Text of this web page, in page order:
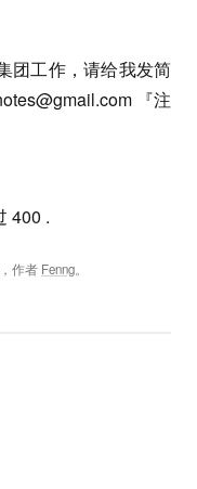
团工作，请给我发简
『注
400 .
，作者 Fenng。